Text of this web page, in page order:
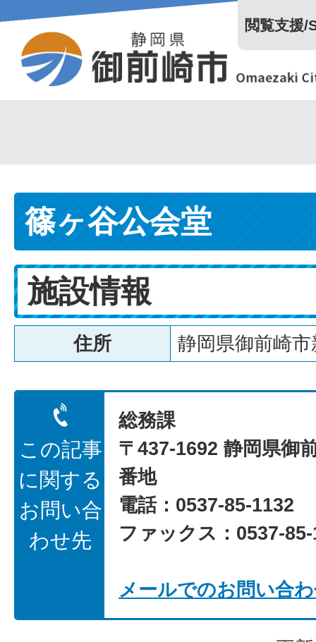
閲覧支援
篠ヶ谷公会堂
施設情報
住所 静岡県御前崎
この記事
に関する
お問い合
わせ先
総務課
〒437-1692 静岡県御
番地
電話：0537-85-1132
ファックス：0537-
メールでのお問い合